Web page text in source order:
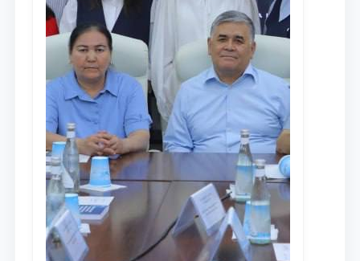
Telefon raqamingiz
Pochta
yuborish